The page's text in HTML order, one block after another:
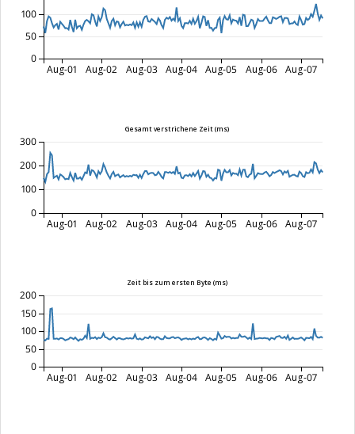
Aug-01 Aug-02 Aug-03 Aug-04 Aug-05 Aug-06 Aug-07
0
50
100
Gesamt verstrichene Zeit (ms)
Aug-01 Aug-02 Aug-03 Aug-04 Aug-05 Aug-06 Aug-07
0
100
200
300
Zeit bis zum ersten Byte (ms)
Aug-01 Aug-02 Aug-03 Aug-04 Aug-05 Aug-06 Aug-07
0
50
100
150
200